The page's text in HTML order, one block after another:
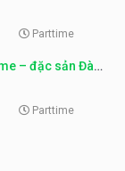
Parttime
– đặc sản Đà
Parttime